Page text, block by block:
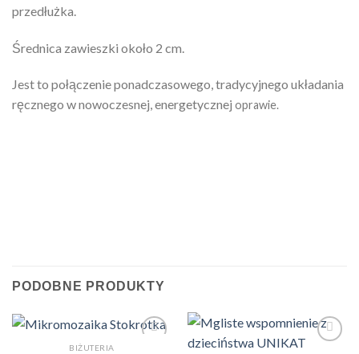
przedłużka.
Średnica zawieszki około 2 cm.
Jest to połączenie ponadczasowego, tradycyjnego układania
ręcznego w nowoczesnej, energetycznej oprawie.
PODOBNE PRODUKTY
BIŻUTERIA